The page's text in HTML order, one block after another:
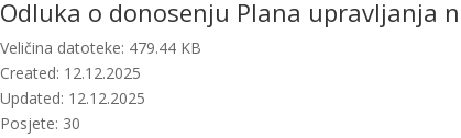
Odluka o donosenju Plana upravljanja
Veličina datoteke: 479.44 KB
Created: 12.12.2025
Updated: 12.12.2025
Posjete: 30